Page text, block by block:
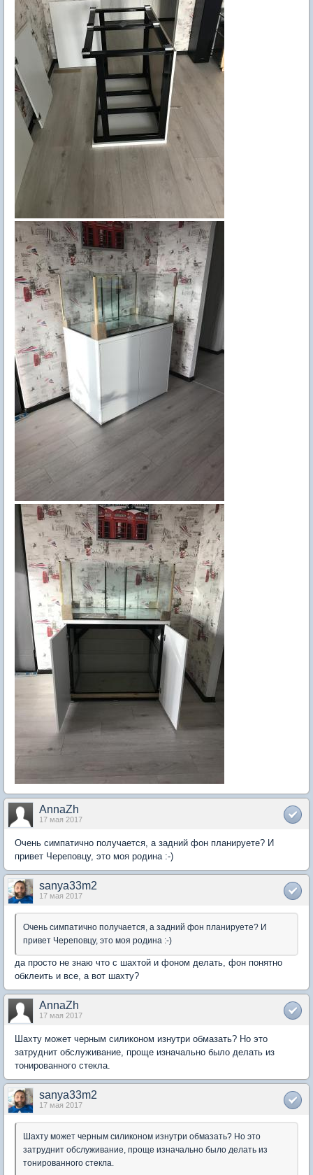
AnnaZh
17 мая 2017
Очень симпатично получается, а задний фон планируете? И
привет Череповцу, это моя родина :-)
sanya33m2
17 мая 2017
Очень симпатично получается, а задний фон планируете? И
привет Череповцу, это моя родина :-)
да просто не знаю что с шахтой и фоном делать, фон понятно
обклеить и все, а вот шахту?
AnnaZh
17 мая 2017
Шахту может черным силиконом изнутри обмазать? Но это
затруднит обслуживание, проще изначально было делать из
тонированного стекла.
sanya33m2
17 мая 2017
Шахту может черным силиконом изнутри обмазать? Но это
затруднит обслуживание, проще изначально было делать из
тонированного стекла.